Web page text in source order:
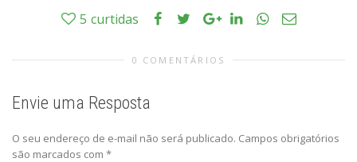
5 curtidas
0 COMENTÁRIOS
Envie uma Resposta
O seu endereço de e-mail não será publicado. Campos obrigatórios
são marcados com *